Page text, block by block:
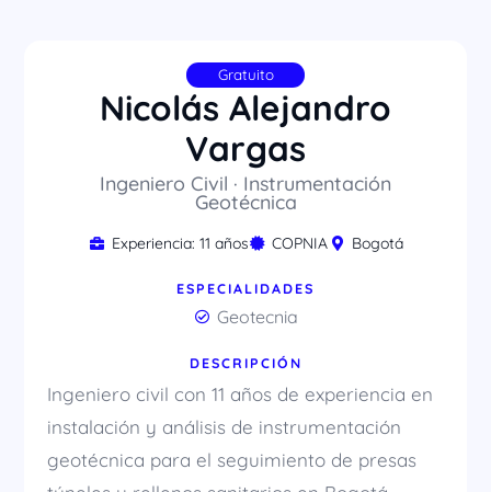
Gratuito
Nicolás Alejandro
Vargas
Ingeniero Civil · Instrumentación
Geotécnica
Experiencia: 11 años COPNIA Bogotá
ESPECIALIDADES
Geotecnia
DESCRIPCIÓN
Ingeniero civil con 11 años de experiencia en
instalación y análisis de instrumentación
geotécnica para el seguimiento de presas